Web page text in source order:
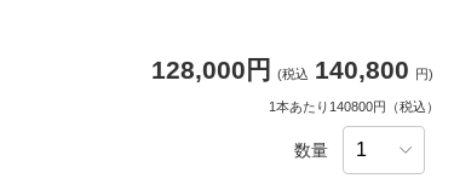
128,000円 (税込 140,800 円)
1本あたり140800円（税込）
数量